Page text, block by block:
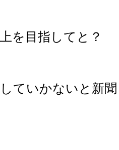
を目指してと？
ていかないと新